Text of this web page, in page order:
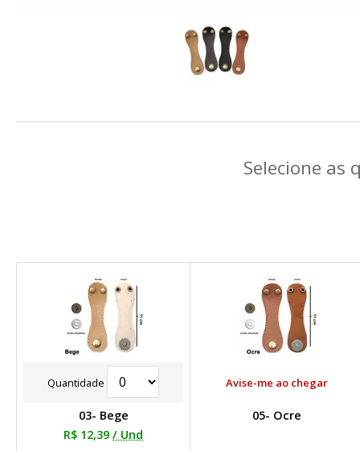
Selecione as
Quantidade
03- Bege
R$ 12,39 / Und
Avise-me ao chegar
05- Ocre